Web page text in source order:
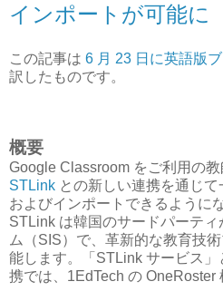
インポートが可能に
この記事は 6 月 23 日に英語版
訳したものです。
概要
Google Classroom をご利用の教
STLink との新しい連携を通じ
およびインポートできるように
STLink は韓国のサードパーテ
ム（SIS）で、革新的な教育技
能します。「STLink サービス
携では、1EdTech の OneRoster